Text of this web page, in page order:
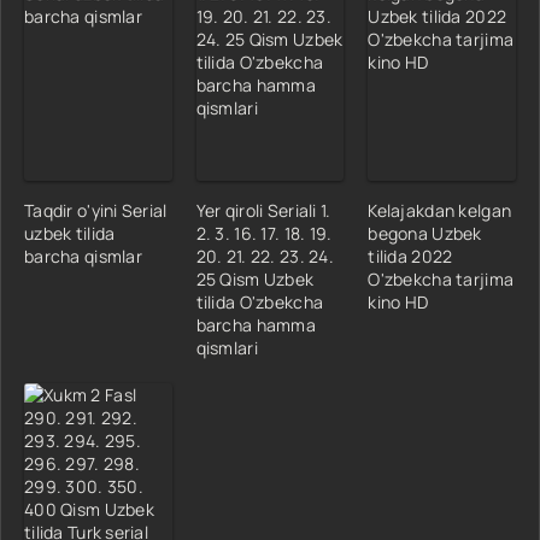
Taqdir o'yini Serial
uzbek tilida
barcha qismlar
Yer qiroli Seriali 1.
2. 3. 16. 17. 18. 19.
20. 21. 22. 23. 24.
25 Qism Uzbek
tilida O'zbekcha
barcha hamma
qismlari
Kelajakdan kelgan
begona Uzbek
tilida 2022
O'zbekcha tarjima
kino HD